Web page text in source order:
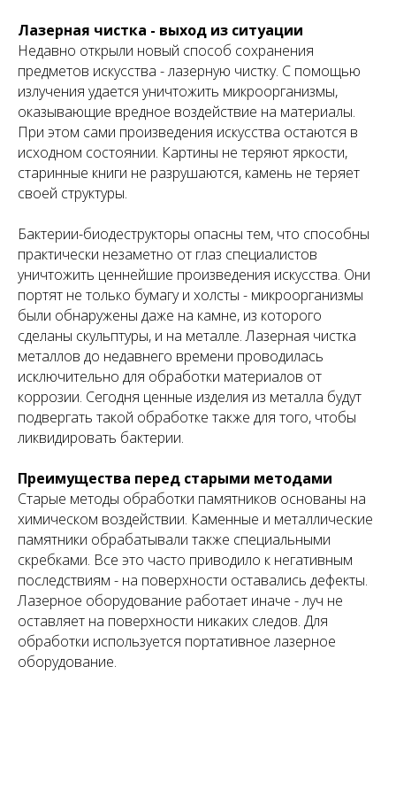
Лазерная чистка - выход из ситуации
Недавно открыли новый способ сохранения
предметов искусства - лазерную чистку. С помощью
излучения удается уничтожить микроорганизмы,
оказывающие вредное воздействие на материалы.
При этом сами произведения искусства остаются в
исходном состоянии. Картины не теряют яркости,
старинные книги не разрушаются, камень не теряет
своей структуры.
Бактерии-биодеструкторы опасны тем, что способны
практически незаметно от глаз специалистов
уничтожить ценнейшие произведения искусства. Они
портят не только бумагу и холсты - микроорганизмы
были обнаружены даже на камне, из которого
сделаны скульптуры, и на металле. Лазерная чистка
металлов до недавнего времени проводилась
исключительно для обработки материалов от
коррозии. Сегодня ценные изделия из металла будут
подвергать такой обработке также для того, чтобы
ликвидировать бактерии.
Преимущества перед старыми методами
Старые методы обработки памятников основаны на
химическом воздействии. Каменные и металлические
памятники обрабатывали также специальными
скребками. Все это часто приводило к негативным
последствиям - на поверхности оставались дефекты.
Лазерное оборудование работает иначе - луч не
оставляет на поверхности никаких следов. Для
обработки используется портативное лазерное
оборудование.